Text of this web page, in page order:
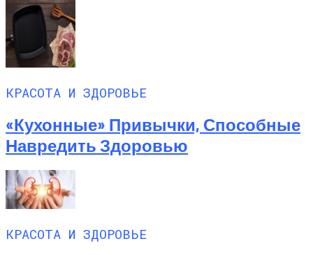
КРАСОТА И ЗДОРОВЬЕ
«Кухонные» Привычки, Способные
Навредить Здоровью
КРАСОТА И ЗДОРОВЬЕ